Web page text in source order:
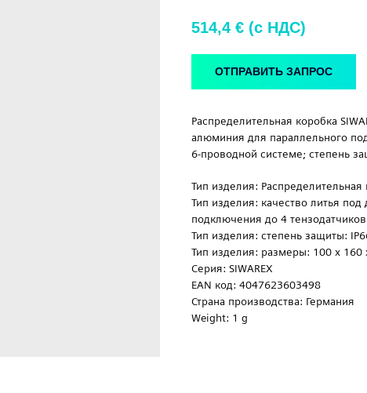
514,4 € (c НДС)
ОТПРАВИТЬ ЗАПРОС
Распределительная коробка
алюминия для параллельного
6-проводной системе; степень
Тип изделия: Распределительная
Тип изделия: качество литья
подключения до 4
Тип изделия: степень защиты:
Тип изделия: размеры: 100 х 160
Серия: SIWAREX
EAN код: 4047623603498
Страна производства: Германия
Weight: 1 g